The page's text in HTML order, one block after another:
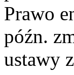
Prawo
późn.
ustawy